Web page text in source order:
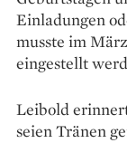
Einladungen
musste im
eingestellt
Leibold
seien Tränen